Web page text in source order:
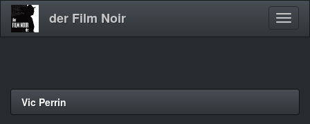
Direkt
der Film Noir
Vic Perrin